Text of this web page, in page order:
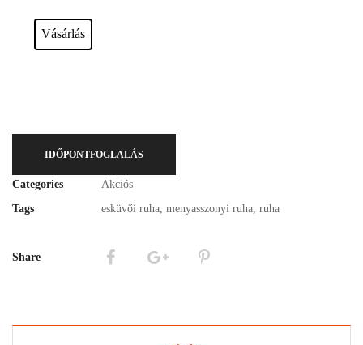
Vásárlás
IDŐPONTFOGLALÁS
Categories
Akciós
Tags
esküvői ruha menyasszonyi ruha ruha
Share